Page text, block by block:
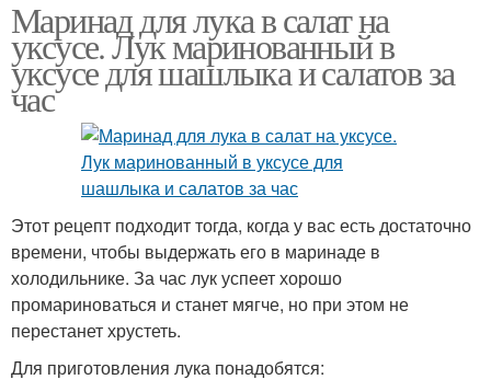
Маринад для лука в салат на
уксусе. Лук маринованный в
уксусе для шашлыка и салатов за
час
Этот рецепт подходит тогда, когда у вас есть достаточно
времени, чтобы выдержать его в маринаде в
холодильнике. За час лук успеет хорошо
промариноваться и станет мягче, но при этом не
перестанет хрустеть.
Для приготовления лука понадобятся: